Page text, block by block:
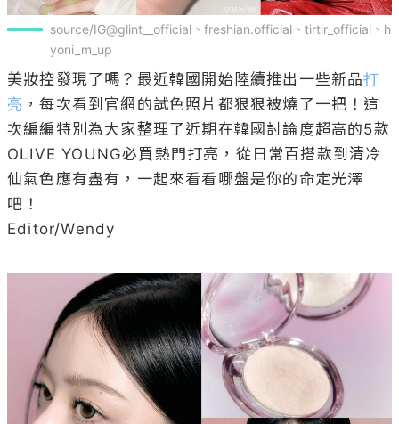
source/IG@glint__official、freshian.official、tirtir_official、h
yoni_m_up
美妝控發現了嗎？最近韓國開始陸續推出一些新品打
亮 ，每次看到官網的試色照片都狠狠被燒了一把！這
次編編特別為大家整理了近期在韓國討論度超高的5款
OLIVE YOUNG必買熱門打亮，從日常百搭款到清冷
仙氣色應有盡有，一起來看看哪盤是你的命定光澤
吧！
Editor/Wendy